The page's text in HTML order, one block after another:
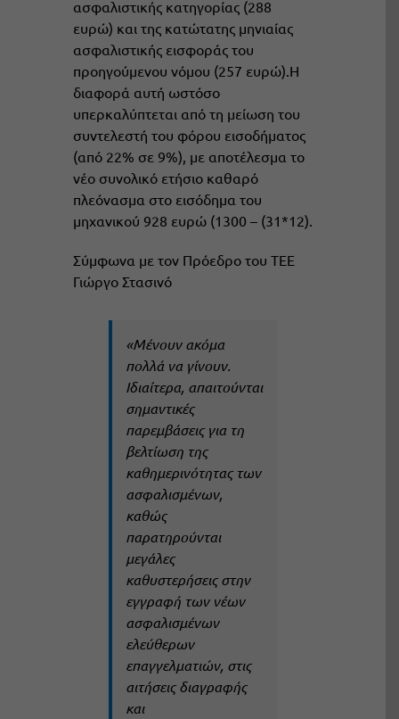
ασφαλιστικής κατηγορίας (288
ευρώ) και της κατώτατης μηνιαίας
ασφαλιστικής εισφοράς του
προηγούμενου νόμου (257 ευρώ).Η
διαφορά αυτή ωστόσο
υπερκαλύπτεται από τη μείωση του
συντελεστή του φόρου εισοδήματος
(από 22% σε 9%), με αποτέλεσμα το
νέο συνολικό ετήσιο καθαρό
πλεόνασμα στο εισόδημα του
μηχανικού 928 ευρώ (1300 – (31*12).
Σύμφωνα με τον Πρόεδρο του ΤΕΕ
Γιώργο Στασινό
«Mένουν ακόμα
πολλά να γίνουν.
Ιδιαίτερα, απαιτούνται
σημαντικές
παρεμβάσεις για τη
βελτίωση της
καθημερινότητας των
ασφαλισμένων,
καθώς
παρατηρούνται
μεγάλες
καθυστερήσεις στην
εγγραφή των νέων
ασφαλισμένων
ελεύθερων
επαγγελματιών, στις
αιτήσεις διαγραφής
και